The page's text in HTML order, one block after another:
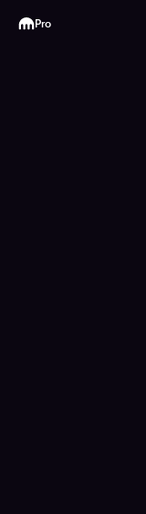
Kraken
Pro